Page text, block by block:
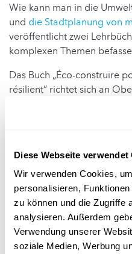
Diese Webseite verwendet
Wir verwenden Cookies,
personalisieren,
zu können und die Zugriffe
analysieren. Außerdem
Verwendung unserer
soziale Medien, Werbung
Wie kann man in die
und die Stadtplanung von
veröffentlicht zwei
komplexen Themen
Das Buch „Éco-construire
résilient“ richtet sich an
Dimensionen der
insbesondere im Hinblick
klimatischen
Informationen zu den
Entwicklungen und
Räume verwandelt werden
„Bauen für die Zukunft:
auf den Klimawandel“,
Schüler des vierten Zyklus